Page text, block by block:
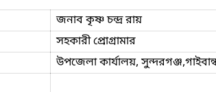
জনাব কৃষ্ণ চন্দ্র রায়
সহকারী প্রোগ্রামার
উপজেলা কার্যালয়,